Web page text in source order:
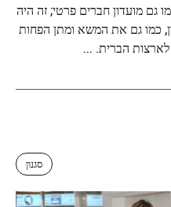
גם מועדון חברים פרטי; זה היה
כמו גם את המשא ומתן הפחות
הברית. ...
סגנון